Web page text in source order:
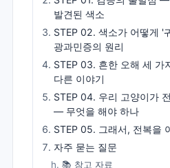
발견된 색소
STEP 02. 색소가 어떻게 '
광과민증의 원리
STEP 03. 흔한 오해 세
다른 이야기
STEP 04. 우리 고양이가
— 무엇을 해야 하나
STEP 05. 그래서, 전복을
자주 묻는 질문
📚 참고 자료